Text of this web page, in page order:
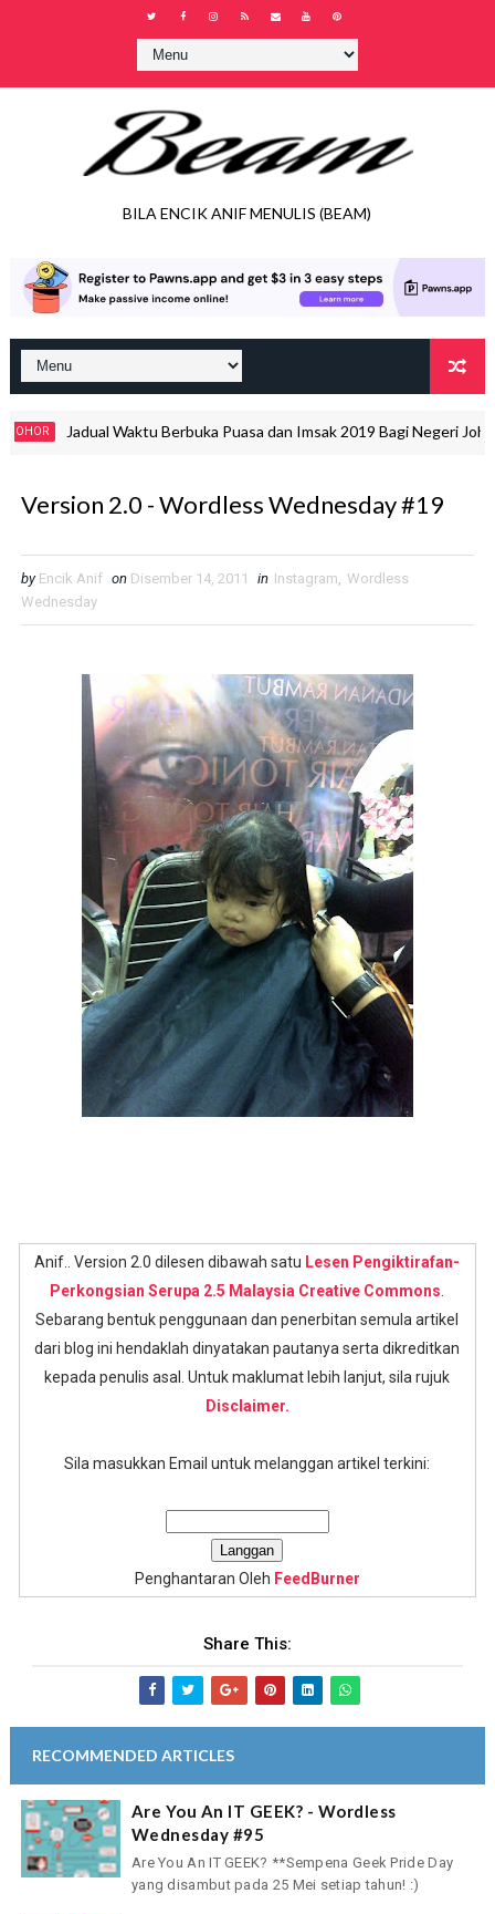
BILA ENCIK ANIF MENULIS (BEAM)
Jadual Waktu Berbuka Puasa dan Imsak 2019 Bagi Negeri Johor
Version 2.0 - Wordless Wednesday #19
by Encik Anif on Disember 14, 2011 in Instagram, Wordless
Wednesday
Anif.. Version 2.0 dilesen dibawah satu Lesen Pengiktirafan-
Perkongsian Serupa 2.5 Malaysia Creative Commons
Sebarang bentuk penggunaan dan penerbitan semula artikel
dari blog ini hendaklah dinyatakan pautanya serta dikreditkan
kepada penulis asal. Untuk maklumat lebih lanjut, sila rujuk
Disclaimer.
Sila masukkan Email untuk melanggan artikel terkini:
Penghantaran Oleh FeedBurner
Share This:
RECOMMENDED ARTICLES
Are You An IT GEEK? - Wordless
Wednesday #95
Are You An IT GEEK? **Sempena Geek Pride Day
yang disambut pada 25 Mei setiap tahun! :)